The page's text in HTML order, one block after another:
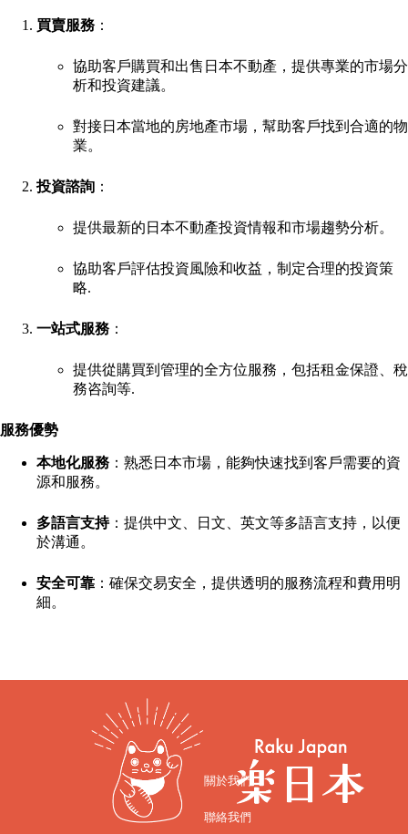
買賣服務 ：
協助客戶購買和出售日本不動產，提供專業的市場分
析和投資建議。
對接日本當地的房地產市場，幫助客戶找到合適的物
業。
投資諮詢 ：
提供最新的日本不動產投資情報和市場趨勢分析。
協助客戶評估投資風險和收益，制定合理的投資策
略.
一站式服務 ：
提供從購買到管理的全方位服務，包括租金保證、稅
務咨詢等.
服務優勢
本地化服務 ：熟悉日本市場，能夠快速找到客戶需要的資
源和服務。
多語言支持：提供中文、日文、英文等多語言支持，以便
於溝通。
安全可靠 ：確保交易安全，提供透明的服務流程和費用明
細。
關於我們
聯絡我們